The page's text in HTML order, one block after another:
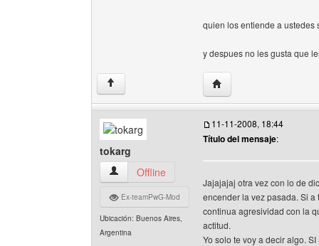
quien los entiende a ustedes
y despues no les gusta que
↑ Visitar sitio web del
tokarg
tokarg Ver perfil del usuario
Offline
Ex-teamPwG-Mod
Ubicación: Buenos Aires,
Argentina
11-11-2008, 18:44
Título del mensaje:
Jajajajaj otra vez con lo de
encender la vez pasada. Si
continua agresividad con la
actitud.
Yo solo te voy a decir algo.